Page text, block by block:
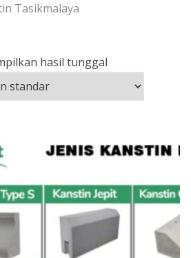
Tasikmalaya
hasil tunggal